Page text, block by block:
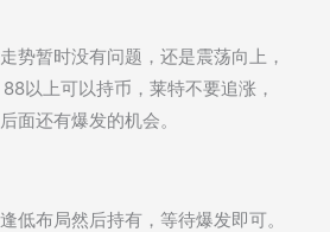
势暂时没有问题，还是震荡向上，
以上可以持币，莱特不要追涨，
面还有爆发的机会。
低布局然后持有，等待爆发即可。